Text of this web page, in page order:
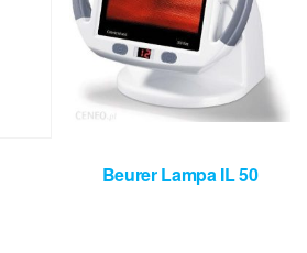
Beurer Lampa IL 50